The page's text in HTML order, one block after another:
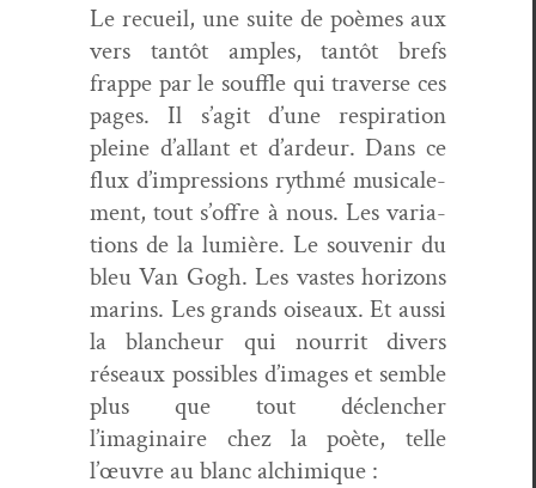
Le recueil, une suite de poèmes aux
vers tan­tôt amples, tan­tôt brefs
frappe par le souf­fle qui tra­verse ces
pages. Il s’agit d’une res­pi­ra­tion
pleine d’allant et d’ardeur. Dans ce
flux d’impressions ryth­mé musi­cale­
ment, tout s’offre à nous. Les vari­a­
tions de la lumière. Le sou­venir du
bleu Van Gogh. Les vastes hori­zons
marins. Les grands oiseaux. Et aus­si
la blancheur qui nour­rit divers
réseaux pos­si­bles d’images et sem­ble
plus que tout déclencher
l’imaginaire chez la poète, telle
l’œuvre au blanc alchimique :